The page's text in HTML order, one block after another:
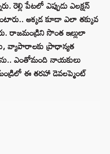
రెల్లి పేటలో ఎప్పుడు ఎలక్షన్
అక్కడ కూడా ఎలా తక్కువ
రాజమండ్రిని సొంత ఇల్లులా
వ్యాపారాలకు ప్రాధాన్యత
ఎంతోమంది నాయకులు
ఈ తరహా డెవలప్మెంట్